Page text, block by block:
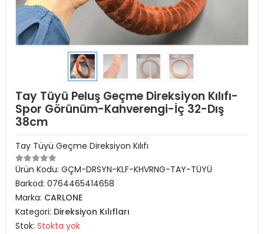
Tay Tüyü Peluş Geçme Direksiyon Kılıfı-
Spor Görünüm-Kahverengi-İç 32-Dış
38cm
Tay Tüyü Geçme Direksiyon Kılıfı
Ürün Kodu: GÇM-DRSYN-KLF-KHVRNG-TAY-TÜYÜ
Barkod: 0764465414658
Marka: CARLONE
Kategori: Direksiyon Kılıfları
Stok: Stokta yok